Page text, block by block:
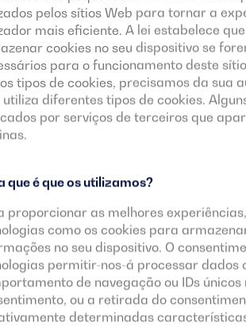
pelos sítios Web para tornar a
mais eficiente. A lei estabelece
cookies no seu dispositivo se
para o funcionamento deste
tipos de cookies, precisamos da sua
utiliza diferentes tipos de cookies.
por serviços de terceiros que
que é que os utilizamos?
proporcionar as melhores
como os cookies para
no seu dispositivo. O
permitir-nos-á processar dados
de navegação ou IDs únicos
ou a retirada do
determinadas
Disjuntor
Painel de controlo